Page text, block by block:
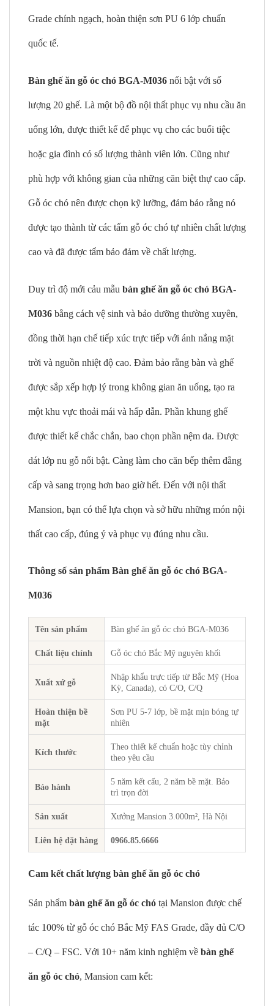
Grade chính ngạch, hoàn thiện sơn PU 6 lớp chuẩn
quốc tế.
Bàn ghế ăn gỗ óc chó BGA-M036 nổi bật với số
lượng 20 ghế. Là một bộ đồ nội thất phục vụ nhu cầu ăn
uống lớn, được thiết kế để phục vụ cho các buổi tiệc
hoặc gia đình có số lượng thành viên lớn. Cũng như
phù hợp với không gian của những căn biệt thự cao cấp.
Gỗ óc chó nên được chọn kỹ lưỡng, đảm bảo rằng nó
được tạo thành từ các tấm gỗ óc chó tự nhiên chất lượng
cao và đã được tẩm bảo đảm về chất lượng.
Duy trì độ mới cảu mẫu bàn ghế ăn gỗ óc chó BGA-
M036 bằng cách vệ sinh và bảo dưỡng thường xuyên,
đồng thời hạn chế tiếp xúc trực tiếp với ánh nắng mặt
trời và nguồn nhiệt độ cao. Đảm bảo rằng bàn và ghế
được sắp xếp hợp lý trong không gian ăn uống, tạo ra
một khu vực thoải mái và hấp dẫn. Phần khung ghế
được thiết kế chắc chắn, bao chọn phần nệm da. Được
dát lớp nu gỗ nổi bật. Càng làm cho căn bếp thêm đẳng
cấp và sang trọng hơn bao giờ hết. Đến với nội thất
Mansion, bạn có thể lựa chọn và sở hữu những món nội
thất cao cấp, đúng ý và phục vụ đúng nhu cầu.
Thông số sản phẩm Bàn ghế ăn gỗ óc chó BGA-
M036
Tên sản phẩm Bàn ghế ăn gỗ óc chó BGA-M036
Chất liệu chính Gỗ óc chó Bắc Mỹ nguyên khối
Xuất xứ gỗ
Nhập khẩu trực tiếp từ Bắc Mỹ (Hoa
Kỳ, Canada), có C/O, C/Q
Hoàn thiện bề
mặt
Sơn PU 5-7 lớp, bề mặt mịn bóng tự
nhiên
Kích thước
Theo thiết kế chuẩn hoặc tùy chỉnh
theo yêu cầu
Bảo hành
5 năm kết cấu, 2 năm bề mặt. Bảo
trì trọn đời
Sản xuất Xưởng Mansion 3.000m², Hà Nội
Liên hệ đặt hàng 0966.85.6666
Cam kết chất lượng bàn ghế ăn gỗ óc chó
Sản phẩm bàn ghế ăn gỗ óc chó tại Mansion được chế
tác 100% từ gỗ óc chó Bắc Mỹ FAS Grade, đầy đủ C/O
– C/Q – FSC. Với 10+ năm kinh nghiệm về bàn ghế
ăn gỗ óc chó, Mansion cam kết: